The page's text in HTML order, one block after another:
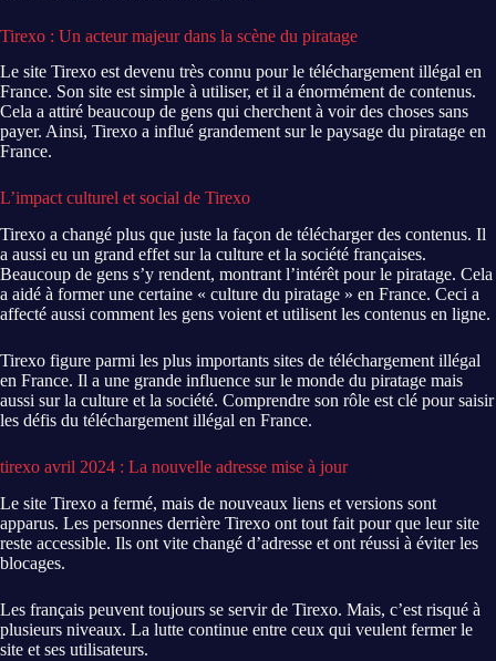
Tirexo : Un acteur majeur dans la scène du piratage
Le site Tirexo est devenu très connu pour le téléchargement illégal en
France. Son site est simple à utiliser, et il a énormément de contenus.
Cela a attiré beaucoup de gens qui cherchent à voir des choses sans
payer. Ainsi, Tirexo a influé grandement sur le paysage du piratage en
France.
L’impact culturel et social de Tirexo
Tirexo a changé plus que juste la façon de télécharger des contenus. Il
a aussi eu un grand effet sur la culture et la société françaises.
Beaucoup de gens s’y rendent, montrant l’intérêt pour le piratage. Cela
a aidé à former une certaine « culture du piratage » en France. Ceci a
affecté aussi comment les gens voient et utilisent les contenus en ligne.
Tirexo figure parmi les plus importants sites de téléchargement illégal
en France. Il a une grande influence sur le monde du piratage mais
aussi sur la culture et la société. Comprendre son rôle est clé pour saisir
les défis du téléchargement illégal en France.
tirexo avril 2024 : La nouvelle adresse mise à jour
Le site Tirexo a fermé, mais de nouveaux liens et versions sont
apparus. Les personnes derrière Tirexo ont tout fait pour que leur site
reste accessible. Ils ont vite changé d’adresse et ont réussi à éviter les
blocages.
Les français peuvent toujours se servir de Tirexo. Mais, c’est risqué à
plusieurs niveaux. La lutte continue entre ceux qui veulent fermer le
site et ses utilisateurs.